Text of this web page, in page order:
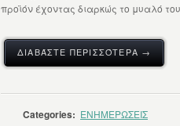
προϊόν έχοντας διαρκώς το μυαλό
ΔΙΑΒΆΣΤΕ ΠΕΡΙΣΣΌΤΕΡΑ →
Categories: ΕΝΗΜΕΡΩΣΕΙΣ